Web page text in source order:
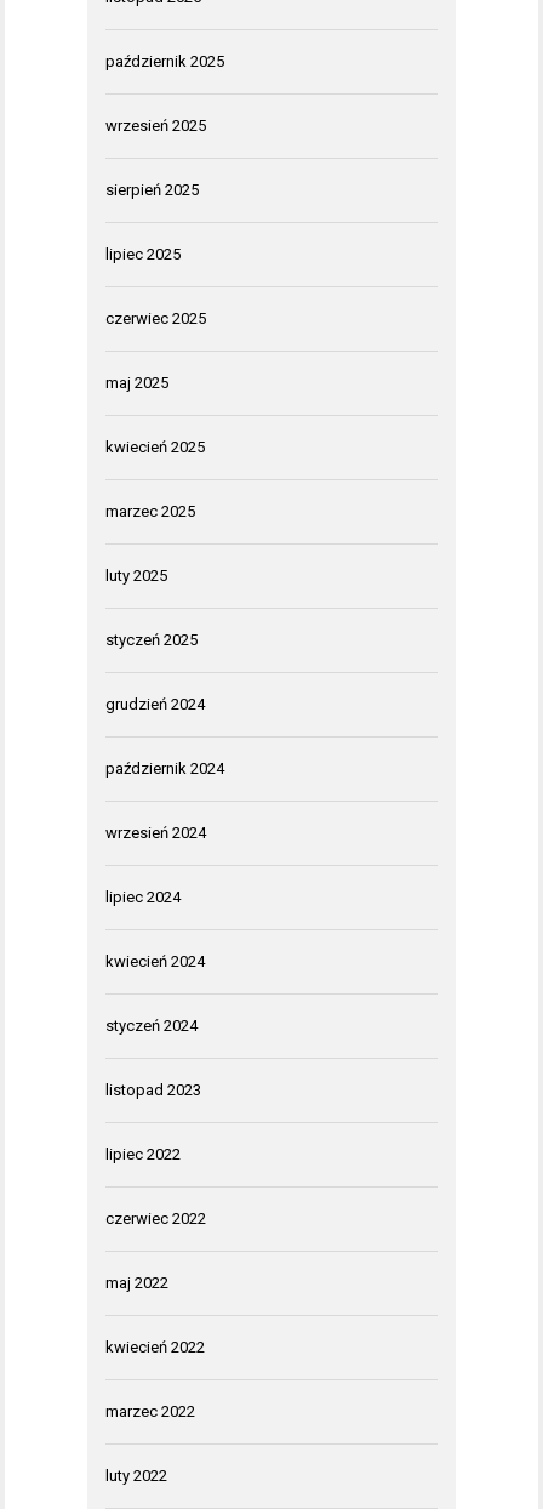
październik 2025
wrzesień 2025
sierpień 2025
lipiec 2025
czerwiec 2025
maj 2025
kwiecień 2025
marzec 2025
luty 2025
styczeń 2025
grudzień 2024
październik 2024
wrzesień 2024
lipiec 2024
kwiecień 2024
styczeń 2024
listopad 2023
lipiec 2022
czerwiec 2022
maj 2022
kwiecień 2022
marzec 2022
luty 2022